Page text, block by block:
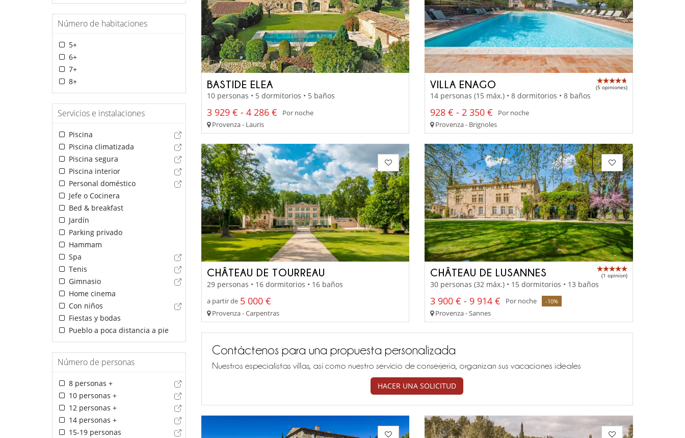
Número de habitaciones
5+
6+
7+
8+
Servicios e instalaciones
Piscina
Piscina climatizada
Piscina segura
Piscina interior
Personal doméstico
Jefe o Cocinera
Bed & breakfast
Jardín
Parking privado
Hammam
Spa
Tenis
Gimnasio
Home cinema
Con niños
Fiestas y bodas
Pueblo a poca distancia a pie
Número de personas
8 personas +
10 personas +
12 personas +
14 personas +
15-19 personas
BASTIDE ELEA
10 personas • 5 dormitorios • 5 baños
3 929 € - 4 286 €
Por noche
Provenza - Lauris
VILLA ENAGO (5 opiniones)
14 personas (15 máx.) • 8 dormitorios • 8 baños
928 € - 2 350 €
Por noche
Provenza - Brignoles
CHÂTEAU DE TOURREAU
29 personas • 16 dormitorios • 16 baños
a partir de 5 000 €
Provenza - Carpentras
CHÂTEAU DE LUSANNES (1 opinion)
30 personas (32 máx.) • 15 dormitorios • 13 baños
3 900 € - 9 914 € Por noche -10%
Provenza - Sannes
Contáctenos para una propuesta personalizada
Nuestros especialistas villas, así como nuestro servicio de conserjería, organizan sus vacaciones ideales
HACER UNA SOLICITUD